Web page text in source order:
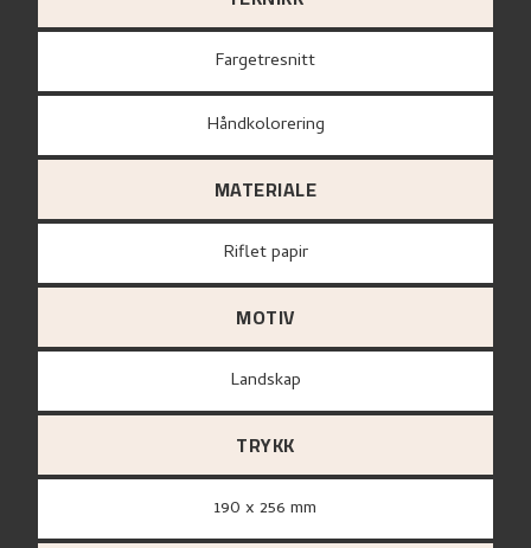
Fargetresnitt
Håndkolorering
MATERIALE
Riflet papir
MOTIV
Landskap
TRYKK
190 x 256 mm